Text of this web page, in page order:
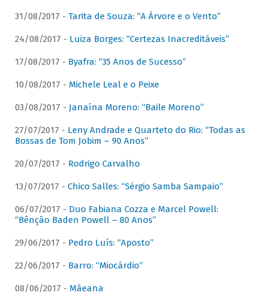
31/08/2017 - Tarita de Souza: “A Árvore e o Vento”
24/08/2017 - Luiza Borges: “Certezas Inacreditáveis”
17/08/2017 - Byafra: “35 Anos de Sucesso”
10/08/2017 - Michele Leal e o Peixe
03/08/2017 - Janaína Moreno: “Baile Moreno”
27/07/2017 - Leny Andrade e Quarteto do Rio: “Todas as
Bossas de Tom Jobim – 90 Anos”
20/07/2017 - Rodrigo Carvalho
13/07/2017 - Chico Salles: “Sérgio Samba Sampaio”
06/07/2017 - Duo Fabiana Cozza e Marcel Powell:
“Bênção Baden Powell – 80 Anos”
29/06/2017 - Pedro Luís: “Aposto”
22/06/2017 - Barro: “Miocárdio”
08/06/2017 - Mãeana